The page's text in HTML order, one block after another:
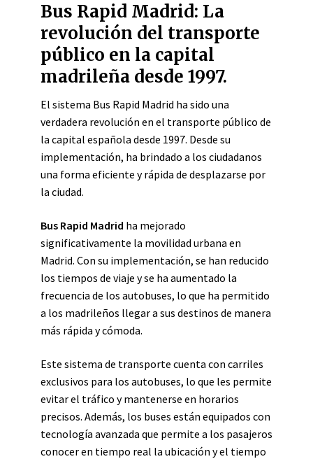
Bus Rapid Madrid: La
revolución del transporte
público en la capital
madrileña desde 1997.
El sistema Bus Rapid Madrid ha sido una
verdadera revolución en el transporte público de
la capital española desde 1997. Desde su
implementación, ha brindado a los ciudadanos
una forma eficiente y rápida de desplazarse por
la ciudad.
Bus Rapid Madrid ha mejorado
significativamente la movilidad urbana en
Madrid. Con su implementación, se han reducido
los tiempos de viaje y se ha aumentado la
frecuencia de los autobuses, lo que ha permitido
a los madrileños llegar a sus destinos de manera
más rápida y cómoda.
Este sistema de transporte cuenta con carriles
exclusivos para los autobuses, lo que les permite
evitar el tráfico y mantenerse en horarios
precisos. Además, los buses están equipados con
tecnología avanzada que permite a los pasajeros
conocer en tiempo real la ubicación y el tiempo